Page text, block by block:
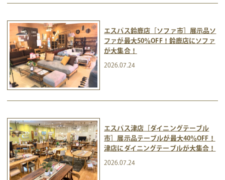
エスパス鈴鹿店［ソファ市］展示品ソ
ファが最大50％OFF！鈴鹿店にソファ
が大集合！
2026.07.24
エスパス津店［ダイニングテーブル
市］展示品テーブルが最大40％OFF！
津店にダイニングテーブルが大集合！
2026.07.24